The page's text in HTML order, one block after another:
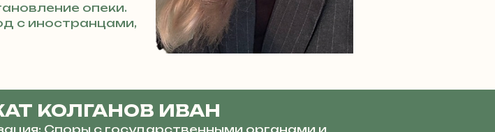
опеки.
с иностранцами,
КОЛГАНОВ ИВАН
Споры с государственными органами и